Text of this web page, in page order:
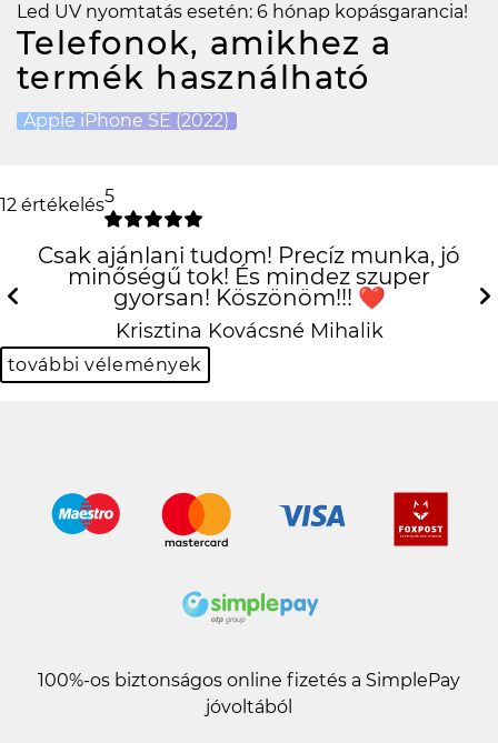
Led UV nyomtatás esetén: 6 hónap kopásgarancia!
Telefonok, amikhez a
termék használható
Apple iPhone SE (2022)
12 értékelés5
Csak ajánlani tudom! Precíz munka, jó
minőségű tok! És mindez szuper
gyorsan! Köszönöm!!! ❤️
Krisztina Kovácsné Mihalik
Previous
további vélemények
100%-os biztonságos online fizetés a SimplePay
jóvoltából